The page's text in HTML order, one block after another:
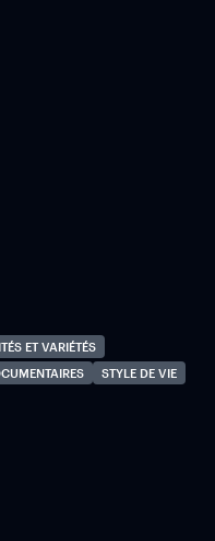
ET VARIÉTÉS
STYLE DE VIE